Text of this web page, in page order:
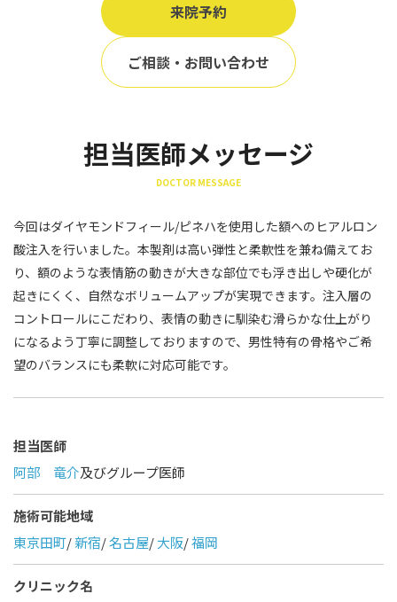
90代
Region
地域から探す
大阪
仙台
福岡
来院予約
ご相談・お問い合わせ
担当医師メッセージ
DOCTOR MESSAGE
今回はダイヤモンドフィール/ピネハを使用した額へのヒアルロン
酸注入を行いました。本製剤は高い弾性と柔軟性を兼ね備えてお
り、額のような表情筋の動きが大きな部位でも浮き出しや硬化が
起きにくく、自然なボリュームアップが実現できます。注入層の
コントロールにこだわり、表情の動きに馴染む滑らかな仕上がり
になるよう丁寧に調整しておりますので、男性特有の骨格やご希
望のバランスにも柔軟に対応可能です。
担当医師
阿部 竜介及びグループ医師
施術可能地域
東京田町/新宿/名古屋/大阪/福岡
クリニック名